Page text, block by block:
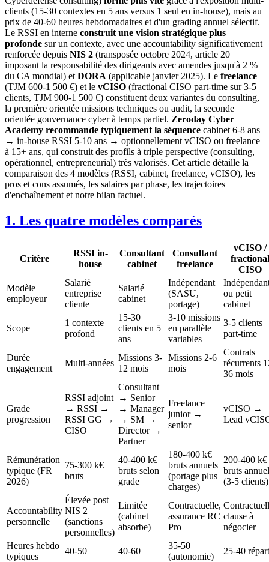
clients (15-30 contextes en 5 ans versus 1 seul en in-house), mais au
prix de 40-60 heures hebdomadaires et d'un grading annuel sélectif.
Le RSSI en interne construit une vision stratégique plus
profonde sur un contexte, avec une accountability significativement
renforcée depuis NIS 2 (transposée octobre 2024, article 20
imposant la responsabilité des dirigeants avec amendes jusqu'à 2 %
du CA mondial) et DORA (applicable janvier 2025). Le freelance
(TJM 600-1 500 €) et le vCISO (fractional CISO part-time sur 3-5
clients, TJM 900-1 500 €) constituent deux variantes du consulting,
la première orientée missions techniques ou audit, la seconde
orientée gouvernance cyber à temps partiel. Zeroday Cyber
Academy recommande typiquement la séquence cabinet 6-8 ans
→ in-house RSSI 5-10 ans → optionnellement vCISO ou freelance
à 15+ ans, qui construit des profils à triple perspective (consulting,
opérationnel, entrepreneurial) très valorisés. Cet article détaille la
comparaison des 4 modèles (RSSI, cabinet, freelance, vCISO), les
pros et cons assumés, les salaires par phase, les trajectoires
d'enchaînement et notre bilan factuel.
1. Les quatre modèles comparés
Critère
RSSI in-
house
Consultant
cabinet
Consultant
freelance
vCISO /
fractional
CISO
Modèle
employeur
Salarié
entreprise
cliente
Salarié
cabinet
Indépendant
(SASU,
portage)
ou petit
cabinet
Scope
1 contexte
profond
15-30
clients en 5
ans
3-10 missions
en parallèle
variables
3-5 clients
part-time
Durée
engagement
Multi-années
Missions 3-
12 mois
Missions 2-6
mois
Contrats
récurrents
36 mois
Grade
progression
RSSI adjoint
→ RSSI →
RSSI GG →
CISO
Consultant
→ Senior
→ Manager
→ SM →
Director →
Partner
Freelance
junior →
senior
vCISO →
Lead
Rémunération
typique (FR
2026)
75-300 k€
bruts
40-400 k€
bruts selon
grade
180-400 k€
bruts annuels
(portage plus
charges)
200-400 k€
bruts
(3-5 clients)
Accountability
personnelle
Élevée post
NIS 2
(sanctions
personnelles)
Limitée
(cabinet
absorbe)
Contractuelle,
assurance RC
Pro
clause à
négocier
Heures hebdo
typiques
40-50 40-60
35-50
(autonomie)
25-40